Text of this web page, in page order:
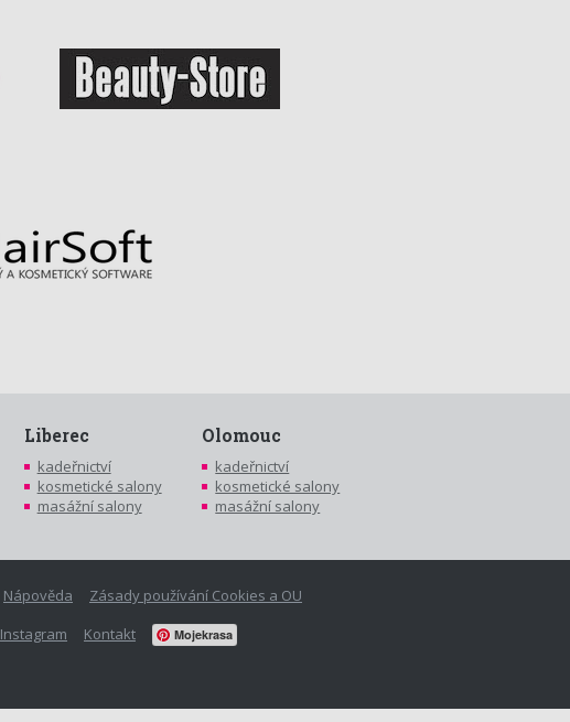
Liberec
kadeřnictví
kosmetické salony
masážní salony
Olomouc
kadeřnictví
kosmetické salony
masážní salony
Nápověda
Zásady používání Cookies a OU
Instagram Kontakt Mojekrasa